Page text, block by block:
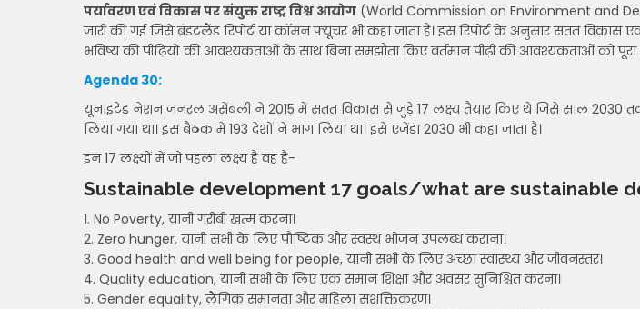
पर्यावरण एवं विकास पर संयुक्त राष्ट्र विश्व आयोग (World Commission on Environment and
जारी की गई जिसे ब्रंडटलैंड रिपोर्ट या कॉमन फ्यूचर भी कहा जाता है। इस रिपोर्ट के अनुसार सतत
भविष्य की पीढ़ियों की आवश्यकताओं के साथ बिना समझौता किए वर्तमान पीढ़ी की आवश्यकताओं को
Agenda 30:
यूनाइटेड नेशन जनरल असेंबली ने 2015 में सतत विकास से जुड़े 17 लक्ष्य तैयार किए थे जिसे साल 2030
लिया गया था। इस बैठक में 193 देशों ने भाग लिया था। इसे एजेंडा 2030 भी कहा जाता है।
इन 17 लक्ष्यों में जो पहला लक्ष्य है वह है-
Sustainable development 17 goals/what are sustainable
1. No Poverty, यानी गरीबी खत्म करना।
2. Zero hunger, यानी सभी के लिए पौष्टिक और स्वस्थ भोजन उपलब्ध कराना।
3. Good health and well being for people, यानी सभी के लिए अच्छा स्वास्थ्य और जीवनस्तर।
4. Quality education, यानी सभी के लिए एक समान शिक्षा और अवसर सुनिश्चित करना।
5. Gender equality, लैंगिक समानता और महिला सशक्तिकरण।